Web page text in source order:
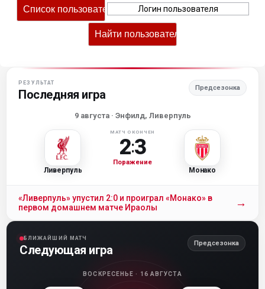
РЕЗУЛЬТАТ
Последняя игра Предсезонка
9 августа· Энфилд, Ливерпуль
Ливерпуль
МАТЧ ОКОНЧЕН
2:3
Поражение
Монако
«Ливерпуль» упустил 2:0 и проиграл «Монако» в
первом домашнем матче Ираолы
→
БЛИЖАЙШИЙ МАТЧ
Следующая игра Предсезонка
ВОСКРЕСЕНЬЕ · 16 АВГУСТА